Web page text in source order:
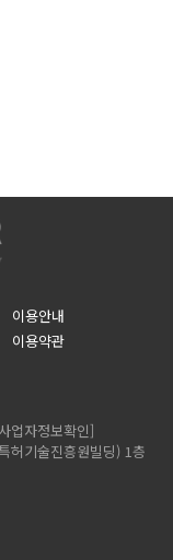
이용안내
이용약관
업자정보확인]
허기술진흥원빌딩) 1층